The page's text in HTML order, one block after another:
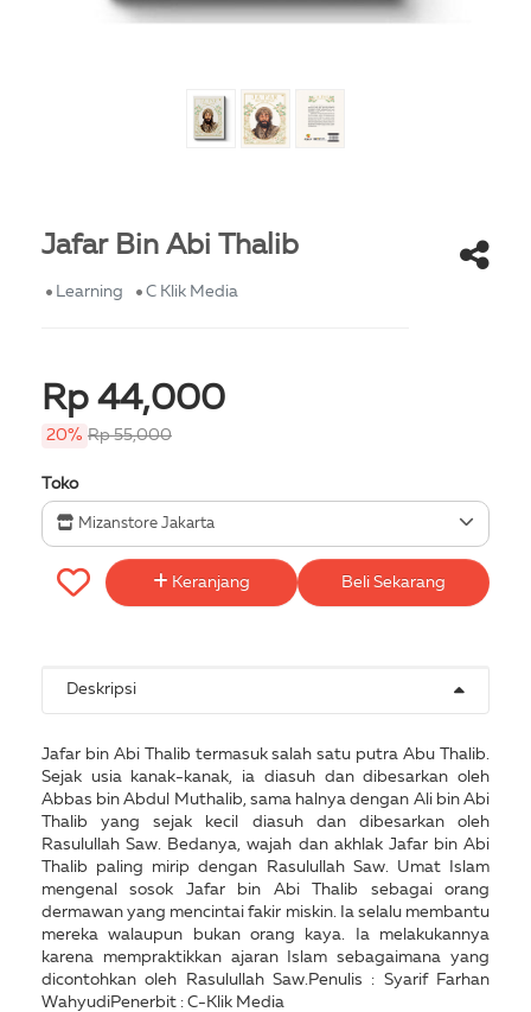
Jafar Bin Abi Thalib
Learning C Klik Media
Rp 44,000
20% Rp 55,000
Toko
Mizanstore Jakarta
Keranjang Beli Sekarang
Deskripsi
Jafar bin Abi Thalib termasuk salah satu putra Abu Thalib.
Sejak usia kanak-kanak, ia diasuh dan dibesarkan oleh
Abbas bin Abdul Muthalib, sama halnya dengan Ali bin Abi
Thalib yang sejak kecil diasuh dan dibesarkan oleh
Rasulullah Saw. Bedanya, wajah dan akhlak Jafar bin Abi
Thalib paling mirip dengan Rasulullah Saw. Umat Islam
mengenal sosok Jafar bin Abi Thalib sebagai orang
dermawan yang mencintai fakir miskin. Ia selalu membantu
mereka walaupun bukan orang kaya. Ia melakukannya
karena mempraktikkan ajaran Islam sebagaimana yang
dicontohkan oleh Rasulullah Saw.Penulis : Syarif Farhan
WahyudiPenerbit : C-Klik Media